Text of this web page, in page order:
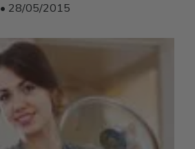
• 28/05/2015